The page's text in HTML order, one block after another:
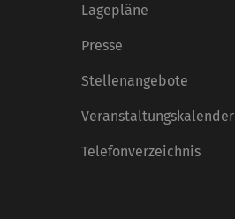
Lagepläne
Presse
Stellenangebote
Veranstaltungskalender
Telefonverzeichnis